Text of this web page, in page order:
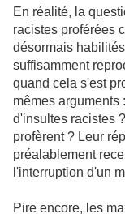
En réalité, la
racistes proférées
désormais
suffisamment
quand cela s'est
mêmes arguments
d'insultes racistes
profèrent ? Leur
préalablement
l'interruption d'un
Pire encore, les